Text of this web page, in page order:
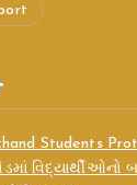
Students